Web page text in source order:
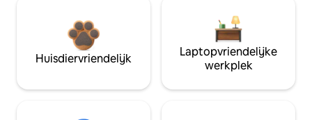
Huisdiervriendelijk
Laptopvriendelijke
werkplek